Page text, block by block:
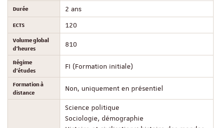
Durée 2 ans
ECTS 120
Volume global
d'heures
810
Régime
d'études
FI (Formation initiale)
Formation à
distance
Non, uniquement en présentiel
Science politique
Sociologie, démographie